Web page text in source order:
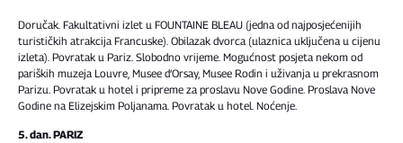
Doručak. Fakultativni izlet u FOUNTAINE BLEAU (jedna od najposjećenijih
turističkih atrakcija Francuske). Obilazak dvorca (ulaznica uključena u cijenu
izleta). Povratak u Pariz. Slobodno vrijeme. Mogućnost posjeta nekom od
pariških muzeja Louvre, Musee d’Orsay, Musee Rodin i uživanja u prekrasnom
Parizu. Povratak u hotel i pripreme za proslavu Nove Godine. Proslava Nove
Godine na Elizejskim Poljanama. Povratak u hotel. Noćenje.
5. dan. PARIZ